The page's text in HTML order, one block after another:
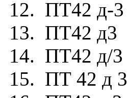
12. ПТ42 д-3
13. ПТ42 д3
14. ПТ42 д/3
15. ПТ 42 д 3